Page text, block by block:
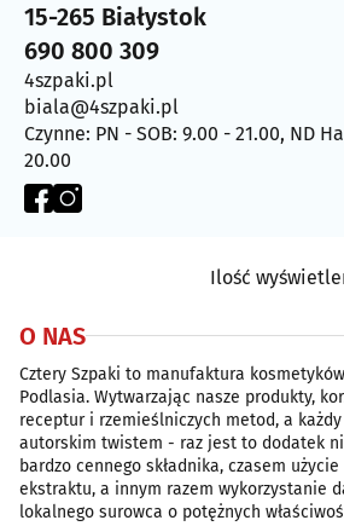
15-265 Białystok
690 800 309
4szpaki.pl
biala@4szpaki.pl
Czynne: PN - SOB: 9.00 - 21.00, ND
20.00
Ilość
O NAS
Cztery Szpaki to manufaktura
Podlasia. Wytwarzając nasze produkty,
receptur i rzemieślniczych metod, a
autorskim twistem - raz jest to dodatek
bardzo cennego składnika, czasem
ekstraktu, a innym razem wykorzystanie
lokalnego surowca o potężnych